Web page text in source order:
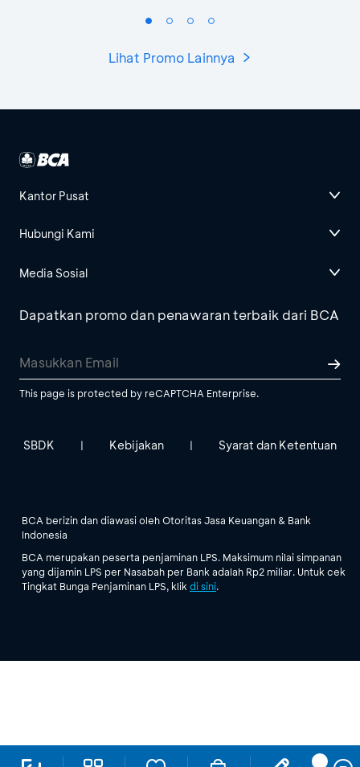
Lihat Promo Lainnya
Kantor Pusat
Hubungi Kami
Media Sosial
Dapatkan promo dan penawaran terbaik dari BCA
This page is protected by reCAPTCHA Enterprise.
SBDK | Kebijakan | Syarat dan Ketentuan
BCA berizin dan diawasi oleh Otoritas Jasa Keuangan & Bank
Indonesia
BCA merupakan peserta penjaminan LPS. Maksimum nilai simpanan
yang dijamin LPS per Nasabah per Bank adalah Rp2 miliar. Untuk cek
Tingkat Bunga Penjaminan LPS, klik di sini.